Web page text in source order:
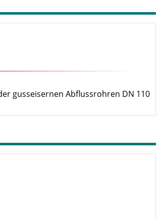
gusseisernen Abflussrohren DN 110